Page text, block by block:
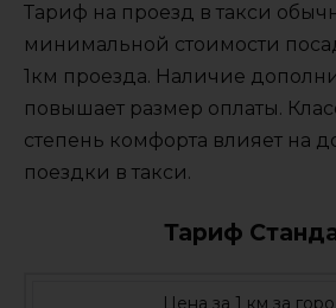
Тариф на проезд в такси
минимальной стоимости
1км проезда. Наличие
повышает размер оплаты.
степень комфорта влияет на
поездки в такси.
Тариф
Цена за 1 км за